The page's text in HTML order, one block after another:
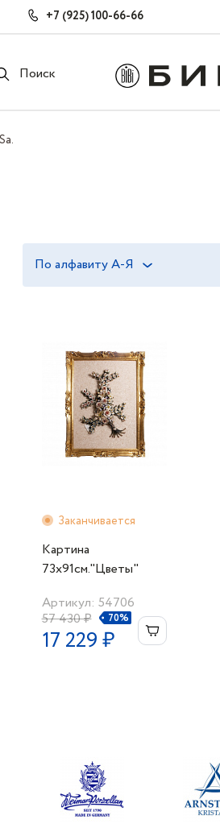
+7 (925) 100-66-66
Поиск
По алфавиту А-Я
Заканчивается
Картина
73х91см."Цветы"
Артикул: 54706
57 430 ₽
70%
17 229 ₽